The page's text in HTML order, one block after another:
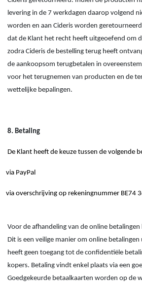
levering in de 7 werkdagen daarop volgend
worden en aan Cideris worden
dat de Klant het recht heeft uitgeoefend om
zodra Cideris de bestelling terug heeft
de aankoopsom terugbetalen in
voor het terugnemen van producten en de
wettelijke bepalingen.
8. Betaling
De Klant heeft de keuze tussen de volgende
via PayPal
via overschrijving op rekeningnummer BE74
Voor de afhandeling van de online betalingen
Dit is een veilige manier om online
heeft geen toegang tot de confidentiële
kopers. Betaling vindt enkel plaats via een
Goedgekeurde betaalkaarten worden op de